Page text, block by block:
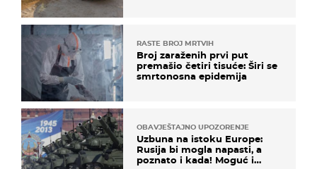
RASTE BROJ MRTVIH
Broj zaraženih prvi put
premašio četiri tisuće: Širi se
smrtonosna epidemija
OBAVJEŠTAJNO UPOZORENJE
Uzbuna na istoku Europe:
Rusija bi mogla napasti, a
poznato i kada! Moguć i